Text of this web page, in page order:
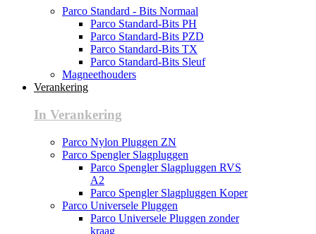
Parco Standard - Bits Normaal
Parco Standard-Bits PH
Parco Standard-Bits PZD
Parco Standard-Bits TX
Parco Standard-Bits Sleuf
Magneethouders
Verankering
In Verankering
Parco Nylon Pluggen ZN
Parco Spengler Slagpluggen
Parco Spengler Slagpluggen RVS
A2
Parco Spengler Slagpluggen Koper
Parco Universele Pluggen
Parco Universele Pluggen zonder
kraag